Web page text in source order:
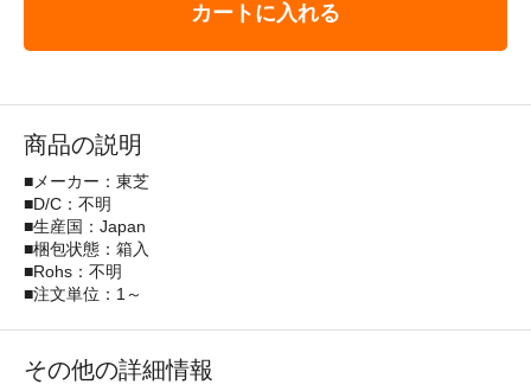
カートに入れる
商品の説明
■メーカー：東芝
■D/C：不明
■生産国：Japan
■梱包状態：箱入
■Rohs：不明
■注文単位：1～
その他の詳細情報